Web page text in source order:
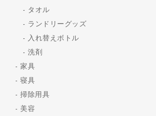
タオル
ランドリーグッズ
入れ替えボトル
洗剤
家具
寝具
掃除用具
美容